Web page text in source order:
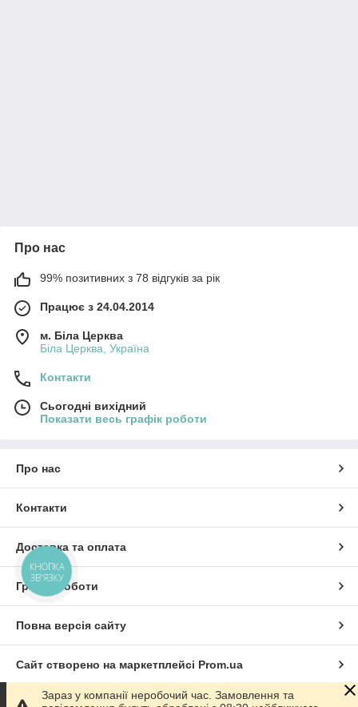
Про нас
99% позитивних з 78 відгуків за рік
Працює з 24.04.2014
м. Біла Церква
Біла Церква, Україна
Контакти
Сьогодні вихідний
Показати весь графік роботи
Про нас
Контакти
Доставка та оплата
Графік роботи
Повна версія сайту
Сайт створено на маркетплейсі Prom.ua
Політика конфіденційності
Зараз у компанії неробочий час. Замовлення та
КНОПКА
ЗВ'ЯЗКУ